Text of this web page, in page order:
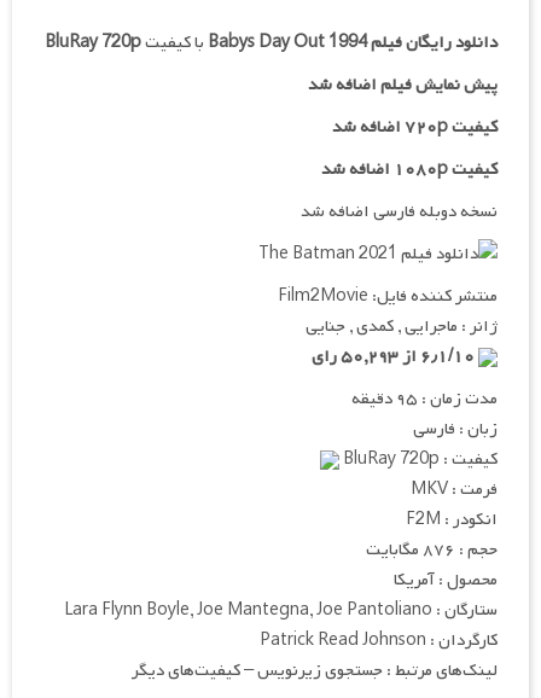
دانلود رایگان فیلمBabys Day Out 1994 با کیفیتBluRay 720p
پیش نمایش فیلم اضافه شد
کیفیت ۷۲۰p اضافه شد
کیفیت ۱۰۸۰p اضافه شد
نسخه دوبله فارسی اضافه شد
منتشر کننده فایل: Film2Movie
ژانر : ماجرایی , کمدی , جنایی
مدت زمان : ۹۵ دقیقه
زبان : فارسی
کیفیت : BluRay 720p
فرمت : MKV
انکودر : F2M
حجم : ۸۷۶ مگابایت
محصول : آمریکا
ستارگان : Lara Flynn Boyle, Joe Mantegna, Joe Pantoliano
کارگردان : Patrick Read Johnson
لینک‌های مرتبط : جستجوی زیرنویس – کیفیت‌های دیگر